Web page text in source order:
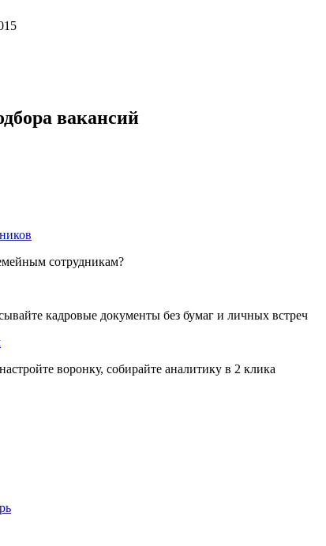
вакансий
сотрудникам?
кадровые документы без бумаг и личных встреч
воронку, собирайте аналитику в 2 клика